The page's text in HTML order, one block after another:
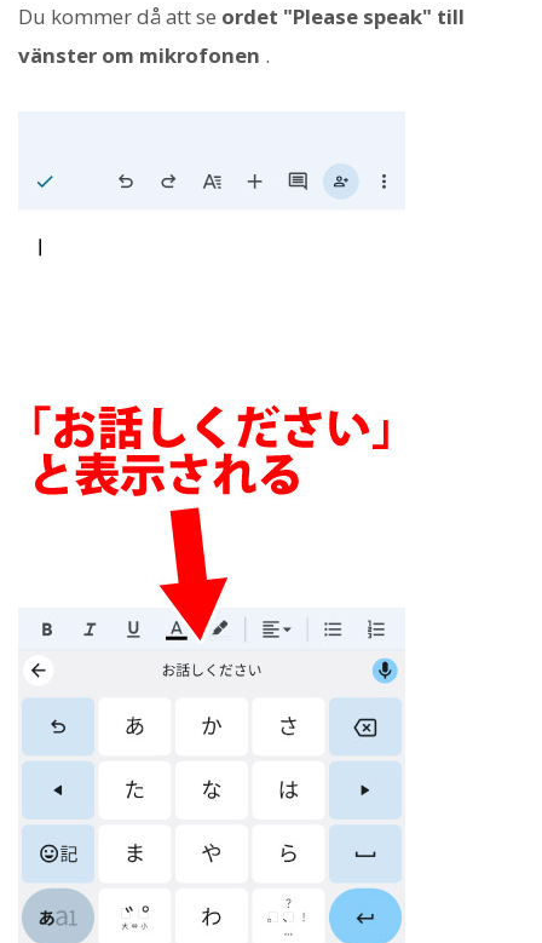
Du kommer då att se ordet "Please speak" till
vänster om mikrofonen .